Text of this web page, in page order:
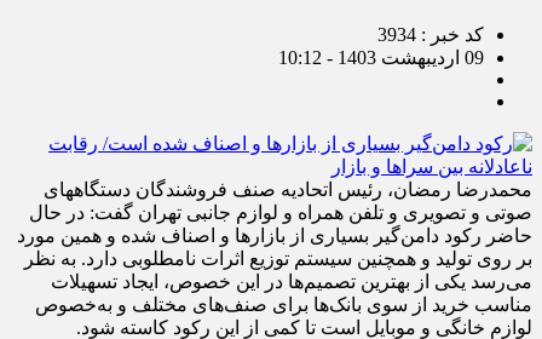
کد خبر : 3934
09 اردیبهشت 1403 - 10:12
محمدرضا رمضان، رئیس اتحادیه صنف فروشندگان دستگاه‎های
صوتی و تصویری و تلفن همراه و لوازم جانبی تهران گفت: در حال
حاضر رکود دامن‌گیر بسیاری از بازارها و اصناف شده و همین مورد
بر روی تولید و همچنین سیستم توزیع اثرات نامطلوبی دارد. به نظر
می‌رسد یکی از بهترین تصمیم‌ها در این خصوص، ایجاد تسهیلات
مناسب خرید از سوی بانک‌ها برای صنف‌های مختلف و به‌خصوص
لوازم خانگی و موبایل است تا کمی از این رکود کاسته شود.